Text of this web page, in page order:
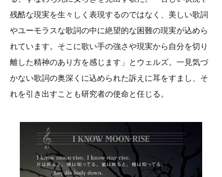
残酷な現実を生々しく表現するのではなく、美しい歌詞
やユーモラスな歌詞の中に絶望的な困難の現実が込めら
れています。そこに歌い手の強さや現実から自分を切り
離した精神のあり方を感じます」とウェルズ。一見気づ
かない歌詞の奥深くに込められた訴えに耳をすまし、そ
れを引き出すことも研究者の使命と任じる。